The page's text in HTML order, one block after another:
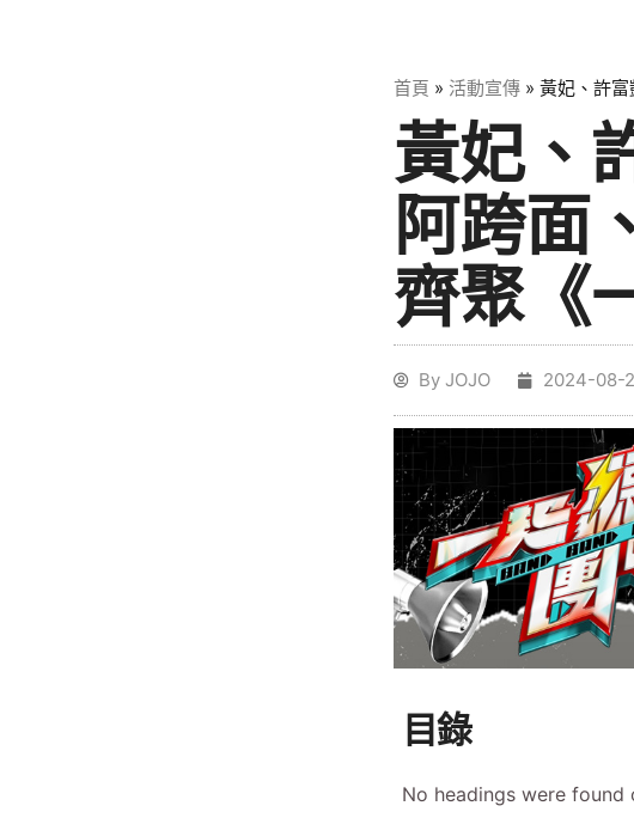
首頁 » 活動宣傳» 黃妃、許富
黃妃、
阿跨面
齊聚《
ByJOJO 2024-08-
目錄
No headings were found